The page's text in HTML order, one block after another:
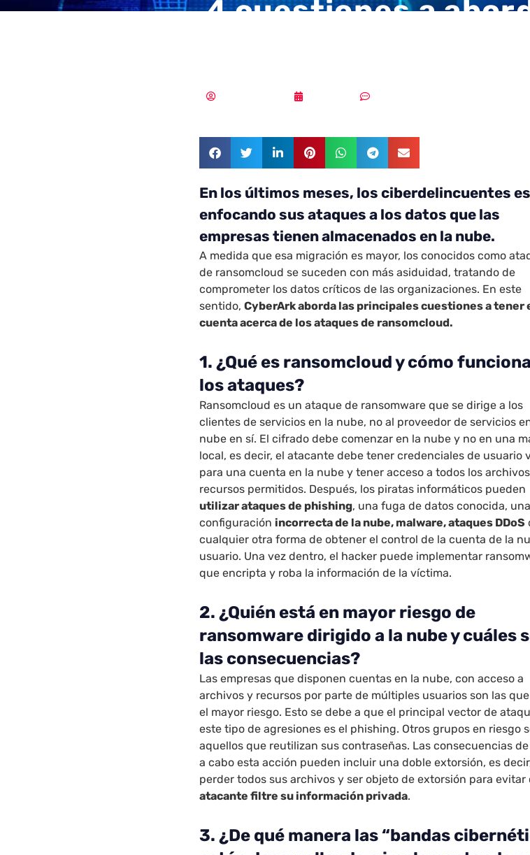
4 cuestiones a
En los últimos meses, los ciberdelincuentes
enfocando sus ataques a los datos que las
empresas tienen almacenados en la nube.
A medida que esa migración es mayor, los conocidos como
de ransomcloud se suceden con más asiduidad, tratando de
comprometer los datos críticos de las organizaciones. En este
sentido,CyberArk aborda las principales cuestiones a tener
cuenta acerca de los ataques de ransomcloud.
1. ¿Qué es ransomcloud y cómo
los ataques?
Ransomcloud es un ataque de ransomware que se dirige a los
clientes de servicios en la nube, no al proveedor de servicios
nube en sí. El cifrado debe comenzar en la nube y no en una
local, es decir, el atacante debe tener credenciales de usuario
para una cuenta en la nube y tener acceso a todos los
recursos permitidos. Después, los piratas informáticos pueden
utilizar ataques de phishing, una fuga de datos conocida, una
configuración incorrecta de la nube, malware, ataques DDoS
cualquier otra forma de obtener el control de la cuenta de la
usuario. Una vez dentro, el hacker puede implementar
que encripta y roba la información de la víctima.
2. ¿Quién está en mayor riesgo de
ransomware dirigido a la nube y cuáles
las consecuencias?
Las empresas que disponen cuentas en la nube, con acceso a
archivos y recursos por parte de múltiples usuarios son las
el mayor riesgo. Esto se debe a que el principal vector de
este tipo de agresiones es el phishing. Otros grupos en riesgo
aquellos que reutilizan sus contraseñas. Las consecuencias
a cabo esta acción pueden incluir una doble extorsión, es
perder todos sus archivos y ser objeto de extorsión para evitar
atacante filtre su información privada.
3. ¿De qué manera las “bandas